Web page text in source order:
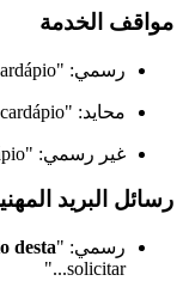
مواقف الخدمة
رسمي: "O senhor
محايد: "Você
غير رسمي: "
رسائل البريد
رسمي: "Prezada Senhora Oliveira,desta
solicitar..."